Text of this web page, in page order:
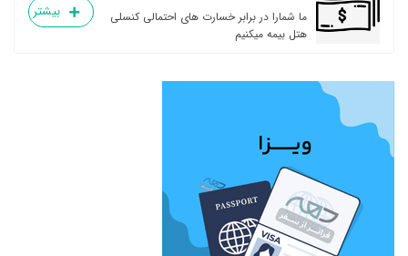
ما شمارا در برابر خسارت های احتمالی کنسلی
هتل بیمه میکنیم
بیشتر